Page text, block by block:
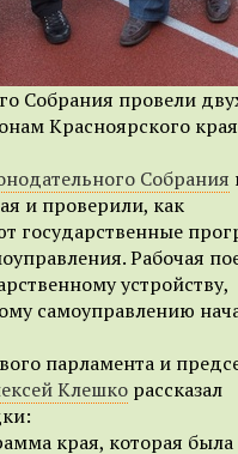
Собрания провели
Красноярского края
Собрания
и проверили, как
государственные
Рабочая
устройству,
самоуправлению
парламента и
Клешко рассказал
края, которая была